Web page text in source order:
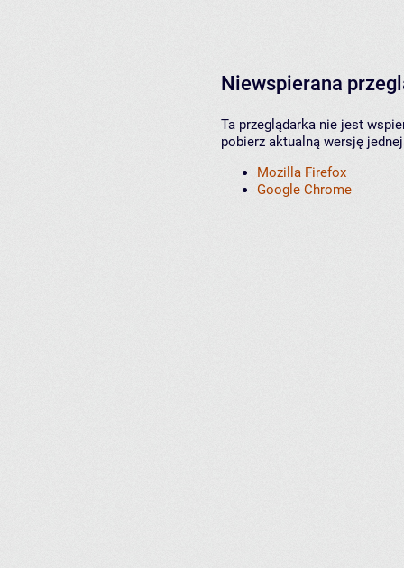
Niewspierana
Ta przeglądarka nie jest
pobierz aktualną wersję
Mozilla Firefox
Google Chrome